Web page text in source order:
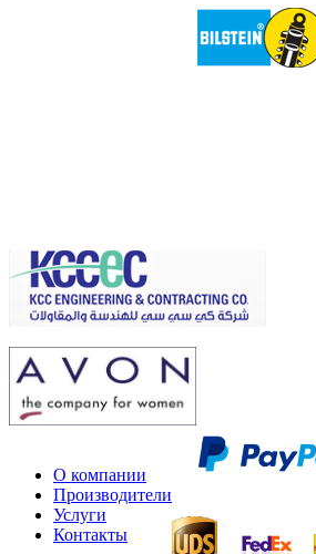
О компании
Производители
Услуги
Контакты